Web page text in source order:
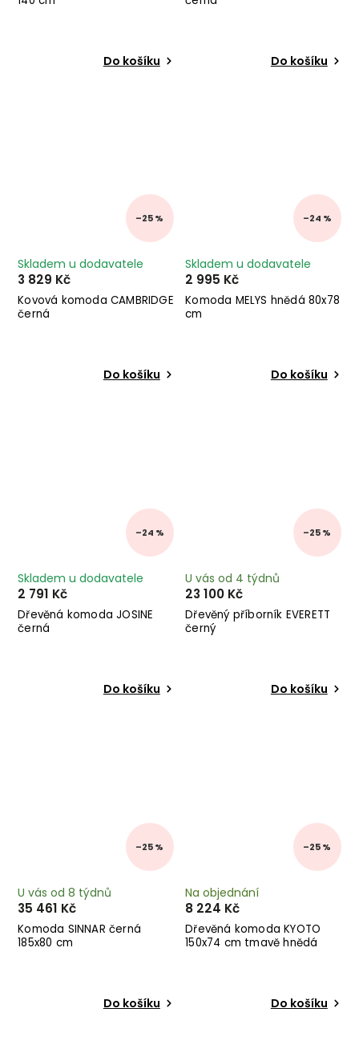
Do košíku Do košíku
–25 %
Kovová komoda CAMBRIDGE
černá
Skladem u dodavatele
3 829 Kč
Do košíku
–24 %
Komoda MELYS hnědá 80x78
cm
Skladem u dodavatele
2 995 Kč
Do košíku
–24 %
Dřevěná komoda JOSINE
černá
Skladem u dodavatele
2 791 Kč
Do košíku
–25 %
Dřevěný příborník EVERETT
černý
U vás od 4 týdnů
23 100 Kč
Do košíku
–25 %
Komoda SINNAR černá
185x80 cm
U vás od 8 týdnů
35 461 Kč
Do košíku
–25 %
Dřevěná komoda KYOTO
150x74 cm tmavě hnědá
Na objednání
8 224 Kč
Do košíku